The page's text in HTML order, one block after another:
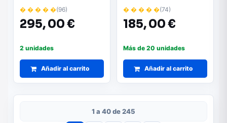
750VA-420W/ 6
Salidas/ Formato Rack
� � � � �(96)
295,00 €
2 unidades
Añadir al carrito
900VA540W/ 6 Salidas/
Formato Torre
� � � � �(74)
185,00 €
Más de 20 unidades
Añadir al carrito
1 a 40 de 245